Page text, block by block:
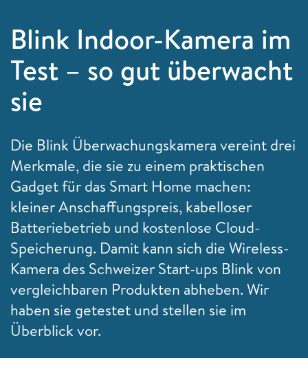
Blink Indoor-Kamera im
Test – so gut überwacht
sie
Die Blink Überwachungskamera vereint drei
Merkmale, die sie zu einem praktischen
Gadget für das Smart Home machen:
kleiner Anschaffungspreis, kabelloser
Batteriebetrieb und kostenlose Cloud-
Speicherung. Damit kann sich die Wireless-
Kamera des Schweizer Start-ups Blink von
vergleichbaren Produkten abheben. Wir
haben sie getestet und stellen sie im
Überblick vor.